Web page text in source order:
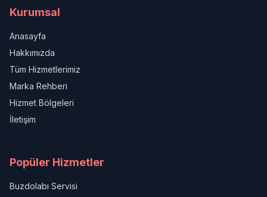
Kurumsal
Anasayfa
Hakkımızda
Tüm Hizmetlerimiz
Marka Rehberi
Hizmet Bölgeleri
İletişim
Popüler Hizmetler
Buzdolabı Servisi